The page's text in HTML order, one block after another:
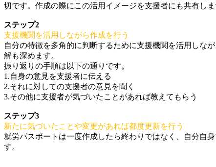
切です。作成の際にこの活用イメージを支援者にも共有しま
ステップ2
支援機関を活用しながら作成を行う
自分の特徴を多角的に判断するために支援機関を活用しな
解も深めます。
振り返りの手順は以下の通りです。
1.自身の意見を支援者に伝える
2.それに対しての支援者の意見を聞く
3.その他に支援者が気づいたことがあれば教えてもらう
ステップ3
新たに気づいたことや変更があれば都度更新を行う
就労パスポートは一度作成したら終わりではなく、自分自
す。